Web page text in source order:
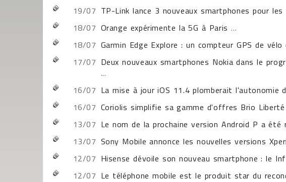
19/07 TP-Link lance 3 nouveaux smartphones pour
18/07 Orange expérimente la 5G à Paris ...
18/07 Garmin Edge Explore : un compteur GPS de
17/07 Deux nouveaux smartphones Nokia dans le
...
16/07 La mise à jour iOS 11.4 plomberait l'autonomie
16/07 Coriolis simplifie sa gamme d'offres Brio Liberté
13/07 Le nom de la prochaine version Android P a été
13/07 Sony Mobile annonce les nouvelles versions
12/07 Hisense dévoile son nouveau smartphone : le
12/07 Le téléphone mobile est le produit star du